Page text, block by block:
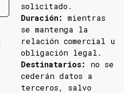
solicitado.
Duración:
mientras
se mantenga la
relación comercial u
obligación legal.
Destinatarios:
no se
cederán datos a
terceros, salvo